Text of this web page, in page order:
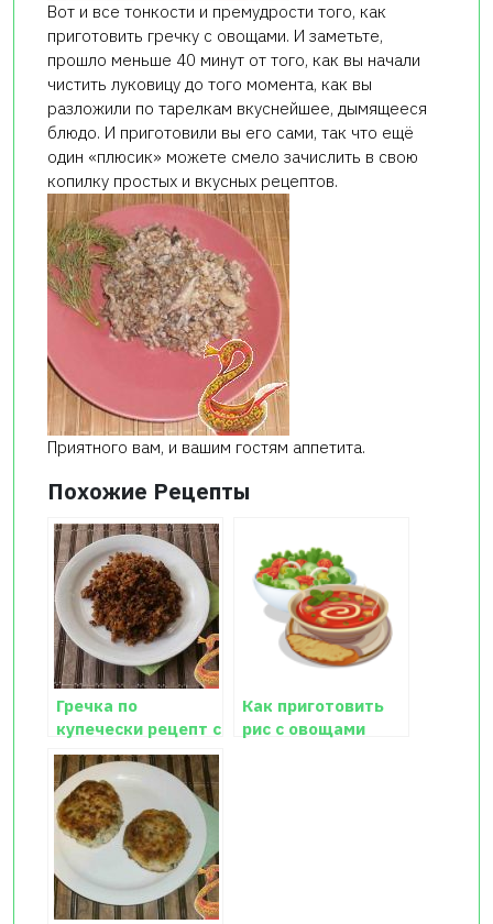
Вот и все тонкости и премудрости того, как
приготовить гречку с овощами. И заметьте,
прошло меньше 40 минут от того, как вы начали
чистить луковицу до того момента, как вы
разложили по тарелкам вкуснейшее, дымящееся
блюдо. И приготовили вы его сами, так что ещё
один «плюсик» можете смело зачислить в свою
копилку простых и вкусных рецептов.
Приятного вам, и вашим гостям аппетита.
Похожие Рецепты
Гречка по
купечески рецепт с
фото
Как приготовить
рис с овощами